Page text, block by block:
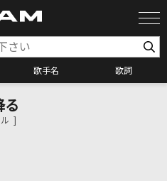
歌手名 歌詞
ケ検索
る
]